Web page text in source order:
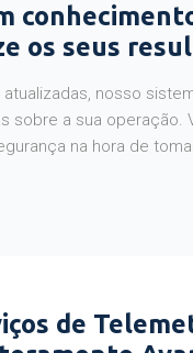
os seus
nosso
sobre a sua operação.
na hora de
de